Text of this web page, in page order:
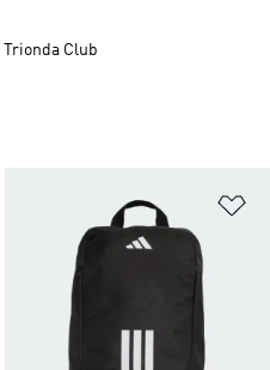
a la lista de deseos
Trionda Club